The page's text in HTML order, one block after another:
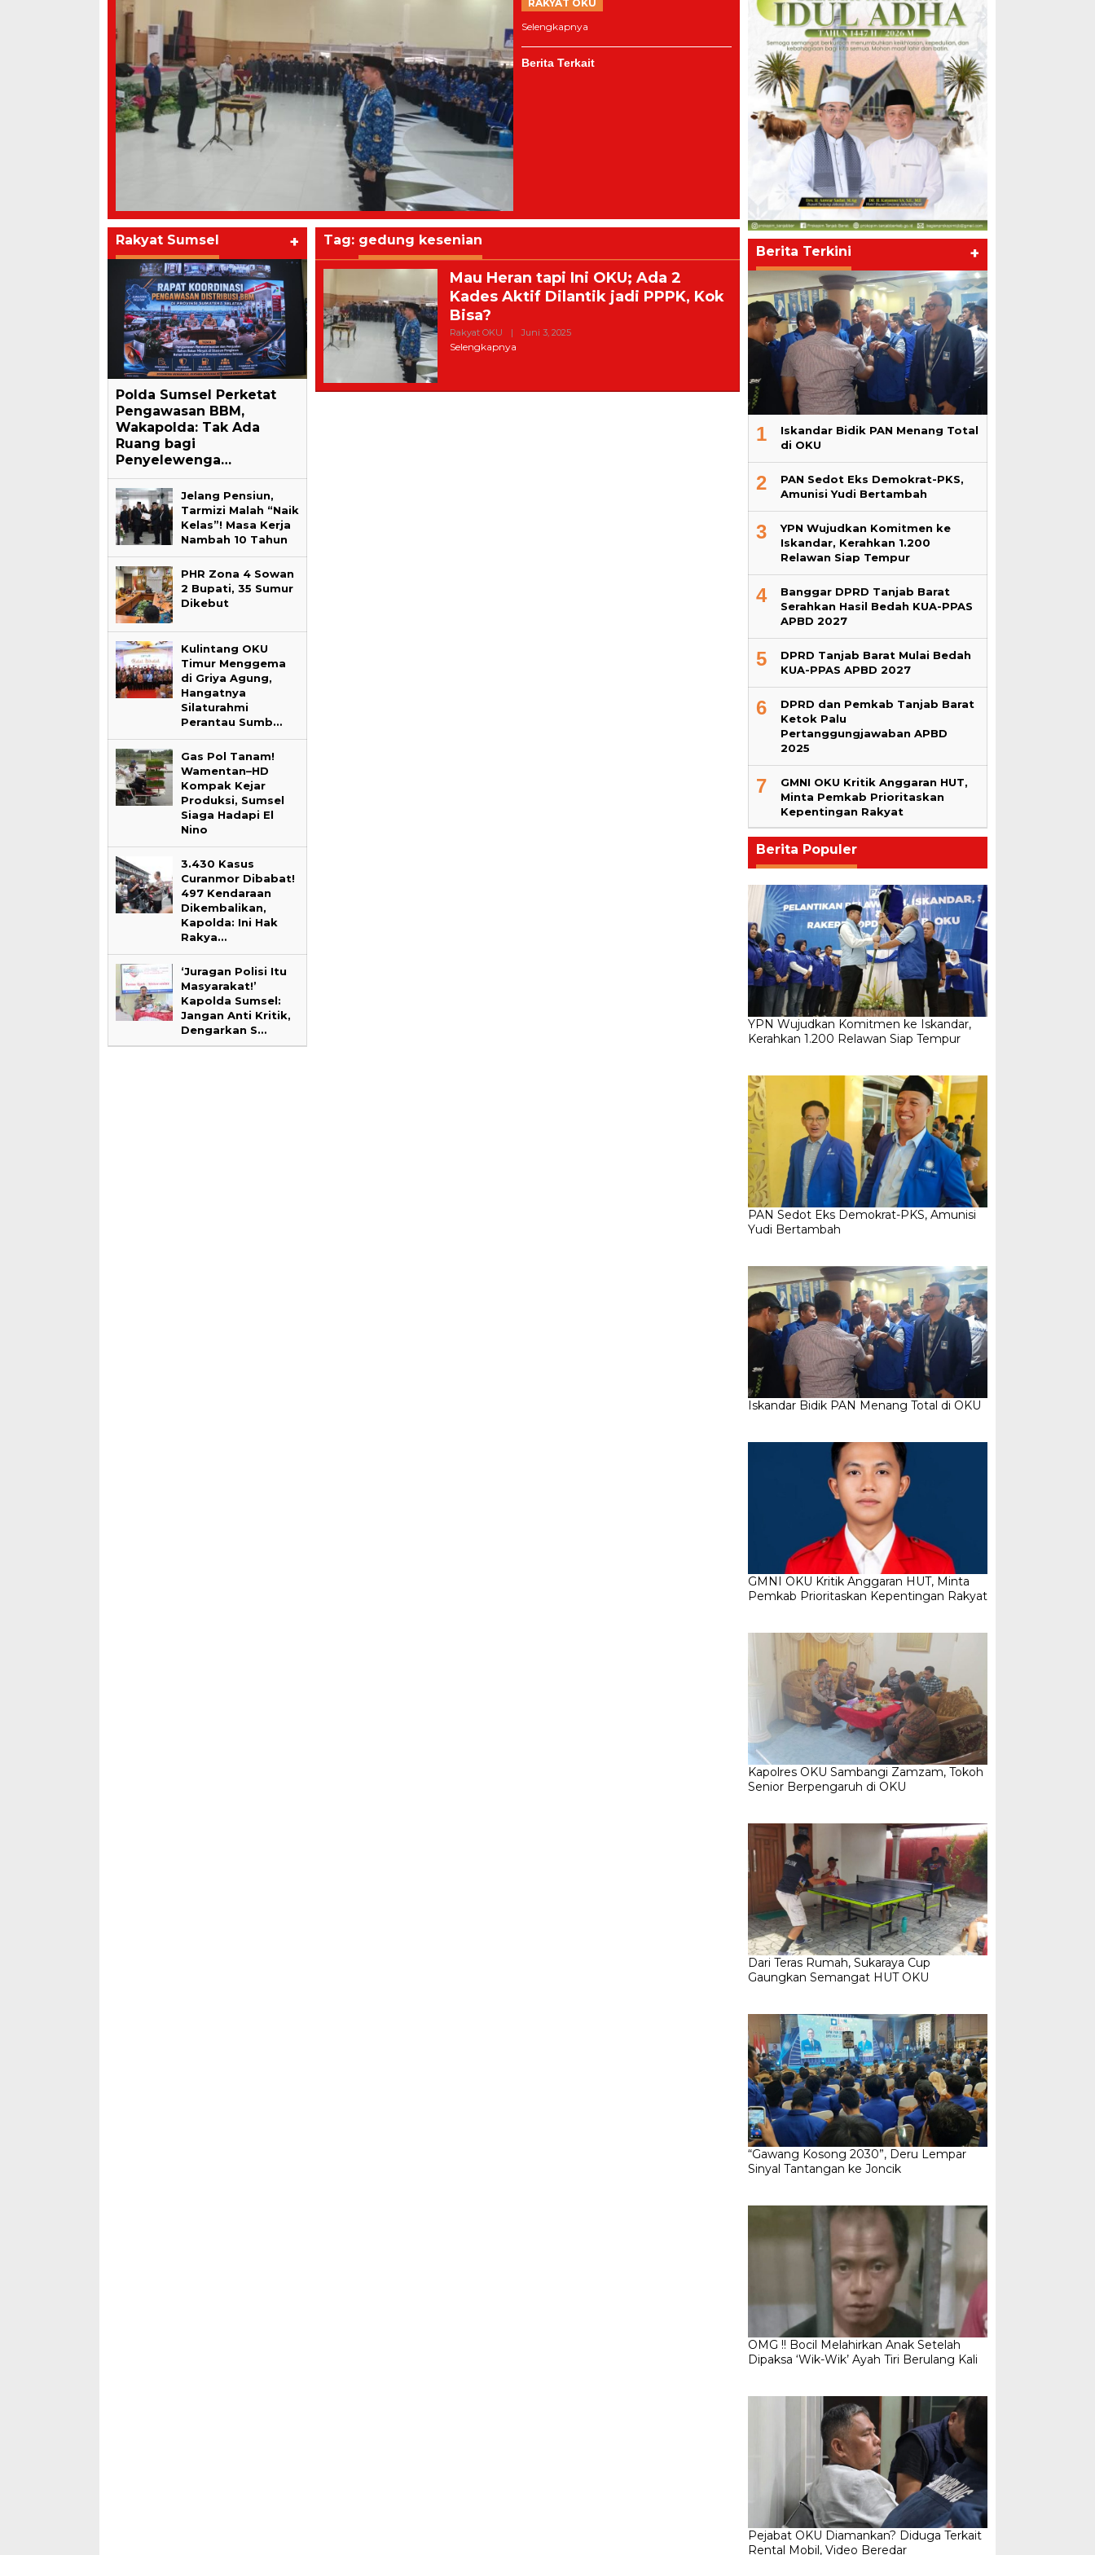
RAKYAT OKU
Selengkapnya
Berita Terkait
Rakyat Sumsel +
Polda Sumsel Perketat
Pengawasan BBM,
Wakapolda: Tak Ada
Ruang bagi
Penyelewenga…
Jelang Pensiun,
Tarmizi Malah “Naik
Kelas”! Masa Kerja
Nambah 10 Tahun
PHR Zona 4 Sowan
2 Bupati, 35 Sumur
Dikebut
Kulintang OKU
Timur Menggema
di Griya Agung,
Hangatnya
Silaturahmi
Perantau Sumb…
Gas Pol Tanam!
Wamentan–HD
Kompak Kejar
Produksi, Sumsel
Siaga Hadapi El
Nino
3.430 Kasus
Curanmor Dibabat!
497 Kendaraan
Dikembalikan,
Kapolda: Ini Hak
Rakya…
‘Juragan Polisi Itu
Masyarakat!’
Kapolda Sumsel:
Jangan Anti Kritik,
Dengarkan S…
Tag: gedung kesenian
Mau Heran tapi Ini OKU; Ada 2
Kades Aktif Dilantik jadi PPPK, Kok
Bisa?
Rakyat OKU | Juni 3, 2025Oleh
Selengkapnya
Berita Terkini +
1
Iskandar Bidik PAN Menang Total
di OKU
2
PAN Sedot Eks Demokrat-PKS,
Amunisi Yudi Bertambah
3
YPN Wujudkan Komitmen ke
Iskandar, Kerahkan 1.200
Relawan Siap Tempur
4
Banggar DPRD Tanjab Barat
Serahkan Hasil Bedah KUA-PPAS
APBD 2027
5
DPRD Tanjab Barat Mulai Bedah
KUA-PPAS APBD 2027
6
DPRD dan Pemkab Tanjab Barat
Ketok Palu
Pertanggungjawaban APBD
2025
7
GMNI OKU Kritik Anggaran HUT,
Minta Pemkab Prioritaskan
Kepentingan Rakyat
Berita Populer
YPN Wujudkan Komitmen ke Iskandar,
Kerahkan 1.200 Relawan Siap Tempur
PAN Sedot Eks Demokrat-PKS, Amunisi
Yudi Bertambah
Iskandar Bidik PAN Menang Total di OKU
GMNI OKU Kritik Anggaran HUT, Minta
Pemkab Prioritaskan Kepentingan Rakyat
Kapolres OKU Sambangi Zamzam, Tokoh
Senior Berpengaruh di OKU
Dari Teras Rumah, Sukaraya Cup
Gaungkan Semangat HUT OKU
“Gawang Kosong 2030”, Deru Lempar
Sinyal Tantangan ke Joncik
OMG !! Bocil Melahirkan Anak Setelah
Dipaksa ‘Wik-Wik’ Ayah Tiri Berulang Kali
Pejabat OKU Diamankan? Diduga Terkait
Rental Mobil, Video Beredar